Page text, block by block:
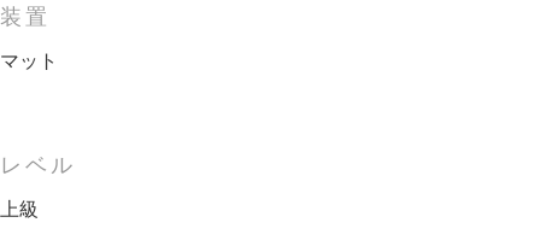
装置
マット
レベル
上級